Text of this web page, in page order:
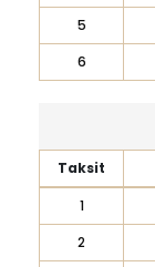
5
6
Taksit
1
2